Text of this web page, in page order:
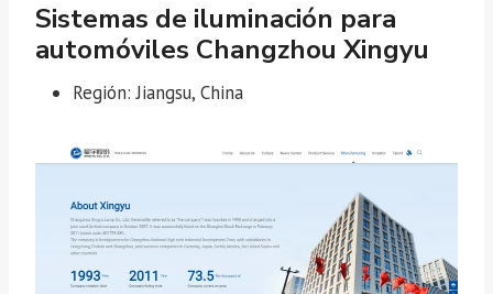
Sistemas de iluminación para
automóviles Changzhou Xingyu
Región: Jiangsu, China